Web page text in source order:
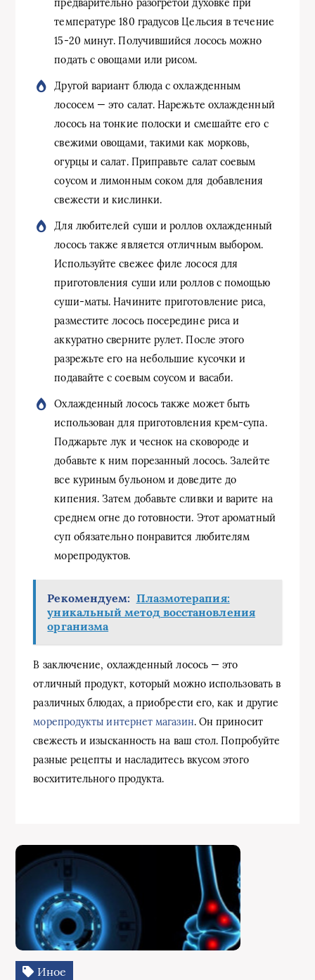
предварительно разогретой духовке при
температуре 180 градусов Цельсия в течение
15-20 минут. Получившийся лосось можно
подать с овощами или рисом.
Другой вариант блюда с охлажденным
лососем — это салат. Нарежьте охлажденный
лосось на тонкие полоски и смешайте его с
свежими овощами, такими как морковь,
огурцы и салат. Приправьте салат соевым
соусом и лимонным соком для добавления
свежести и кислинки.
Для любителей суши и роллов охлажденный
лосось также является отличным выбором.
Используйте свежее филе лосося для
приготовления суши или роллов с помощью
суши-маты. Начините приготовление риса,
разместите лосось посередине риса и
аккуратно сверните рулет. После этого
разрежьте его на небольшие кусочки и
подавайте с соевым соусом и васаби.
Охлажденный лосось также может быть
использован для приготовления крем-супа.
Поджарьте лук и чеснок на сковороде и
добавьте к ним порезанный лосось. Залейте
все куриным бульоном и доведите до
кипения. Затем добавьте сливки и варите на
среднем огне до готовности. Этот ароматный
суп обязательно понравится любителям
морепродуктов.
Рекомендуем: Плазмотерапия:
уникальный метод восстановления
организма
В заключение, охлажденный лосось — это
отличный продукт, который можно использовать в
различных блюдах, а приобрести его, как и другие
морепродукты интернет магазин. Он приносит
свежесть и изысканность на ваш стол. Попробуйте
разные рецепты и насладитесь вкусом этого
восхитительного продукта.
Иное